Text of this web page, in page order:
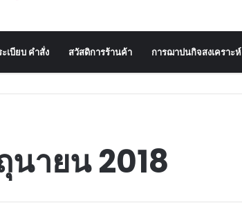
ะเบียบ คำสั่ง สวัสดิการร้านค้า การฌาปนกิจสงเคราะห์
นายน 2018